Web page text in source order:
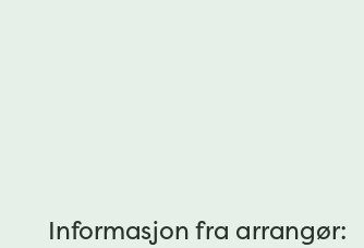
Informasjon fra arrangør: